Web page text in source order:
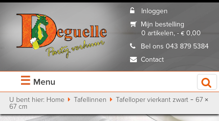
Inloggen
Mijn bestelling
0 artikelen, - € 0,00
Bel ons 043 879 5384
Contact
☰ Menu
U bent hier: Home Tafellinnen
Tafelloper vierkant zwart – 67 ×
67 cm